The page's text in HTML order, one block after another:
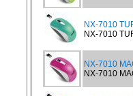
NX-7010
NX-7010
NX-7010
NX-7010